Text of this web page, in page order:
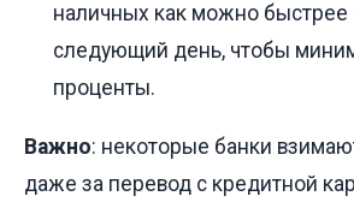
наличных как можно быстрее
следующий день, чтобы
проценты.
Важно: некоторые банки
даже за перевод с кредитной